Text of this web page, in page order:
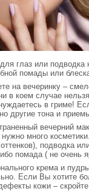
глаз или подводка
помады или
на вечеринку –
в коем случае
в гриме!
другие тона и
вечерний
много
подводка
помада ( не очень
крема и
Если Вы хотите
кожи –